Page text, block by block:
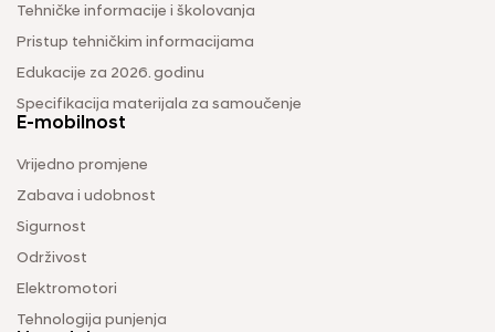
Tehničke informacije i školovanja
Pristup tehničkim informacijama
Edukacije za 2026. godinu
Specifikacija materijala za samoučenje
E-mobilnost
Vrijedno promjene
Zabava i udobnost
Sigurnost
Održivost
Elektromotori
Tehnologija punjenja